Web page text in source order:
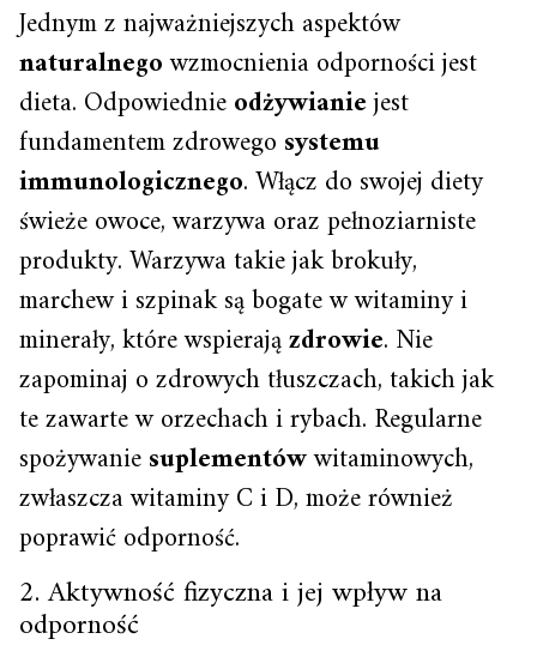
Jednym z najważniejszych aspektów
naturalnegowzmocnienia odporności jest
dieta. Odpowiednieodżywianiejest
fundamentem zdrowego systemu
immunologicznego. Włącz do swojej diety
świeże owoce, warzywa oraz pełnoziarniste
produkty. Warzywa takie jak brokuły,
marchew i szpinak są bogate w witaminy i
minerały, które wspierajązdrowie. Nie
zapominaj o zdrowych tłuszczach, takich jak
te zawarte w orzechach i rybach. Regularne
spożywaniesuplementówwitaminowych,
zwłaszcza witaminy C i D, może również
poprawić odporność.
2. Aktywność fizyczna i jej wpływ na
odporność